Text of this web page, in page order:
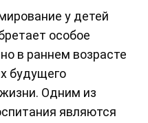
у детей
особое
в раннем возрасте
будущего
Одним из
являются